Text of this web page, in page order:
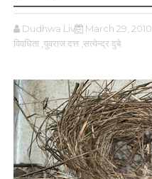
Dudhwa Live March 29, 2010
विवधिता ,युवराज दत्त ,सत्येन्द्र दुबे